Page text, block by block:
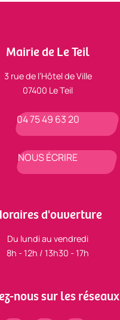
Mairie de Le Teil
3 rue de l’Hôtel de Ville
07400 Le Teil
04 75 49 63 20
NOUS ÉCRIRE
d'ouverture
Du lundi au vendredi
8h - 12h / 13h30 - 17h
nous sur les réseaux